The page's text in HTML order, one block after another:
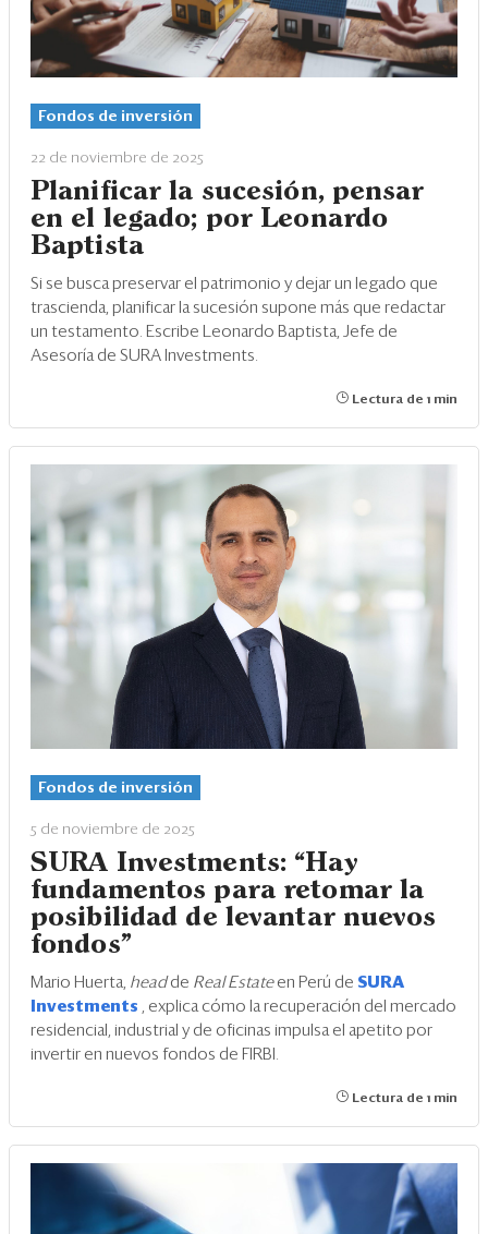
Fondos de inversión
22 de noviembre de 2025
Planificar la sucesión, pensar
en el legado; por Leonardo
Baptista
Si se busca preservar el patrimonio y dejar un legado que
trascienda, planificar la sucesión supone más que redactar
un testamento. Escribe Leonardo Baptista, Jefe de
Asesoría de SURA Investments.
Lectura de 1 min
Fondos de inversión
5 de noviembre de 2025
SURA Investments: “Hay
fundamentos para retomar la
posibilidad de levantar nuevos
fondos”
Mario Huerta, head de Real Estate en Perú de SURA
Investments , explica cómo la recuperación del mercado
residencial, industrial y de oficinas impulsa el apetito por
invertir en nuevos fondos de FIRBI.
Lectura de 1 min